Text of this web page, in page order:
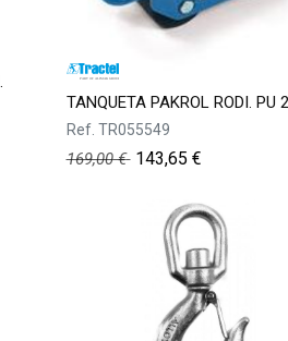
TANQUETA PAKROL RODI. PU
Ref. TR055549
169,00€ 143,65 €